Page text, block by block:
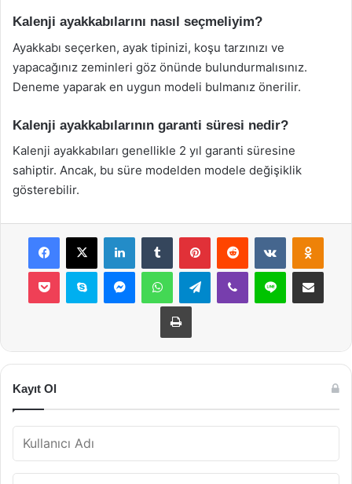
Kalenji ayakkabılarını nasıl seçmeliyim?
Ayakkabı seçerken, ayak tipinizi, koşu tarzınızı ve
yapacağınız zeminleri göz önünde bulundurmalısınız.
Deneme yaparak en uygun modeli bulmanız önerilir.
Kalenji ayakkabılarının garanti süresi nedir?
Kalenji ayakkabıları genellikle 2 yıl garanti süresine
sahiptir. Ancak, bu süre modelden modele değişiklik
gösterebilir.
Facebook
X LinkedInTumblr PinterestReddit VKontakte
Pocket Skype MessengerWhatsAppTelegramViber Line E-Posta ile
Yazdır
Kayıt Ol